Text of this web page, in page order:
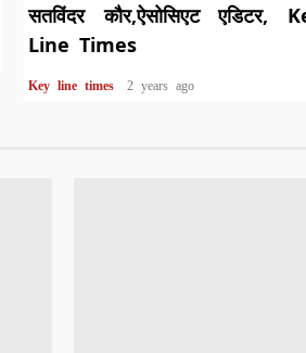
सतविंदर कौर,ऐसोसिएट एडिटर,
Line Times
Key line times 2 years ago